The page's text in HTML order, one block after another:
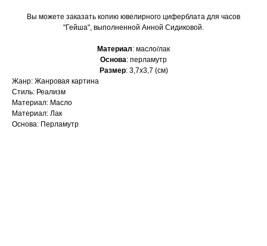
Вы можете заказать копию ювелирного циферблата для часов
"Гейша", выполненной Анной Сидиковой.
Материал: масло/лак
Основа: перламутр
Размер: 3,7х3,7 (см)
Жанр: Жанровая картина
Стиль: Реализм
Материал: Масло
Материал: Лак
Основа: Перламутр